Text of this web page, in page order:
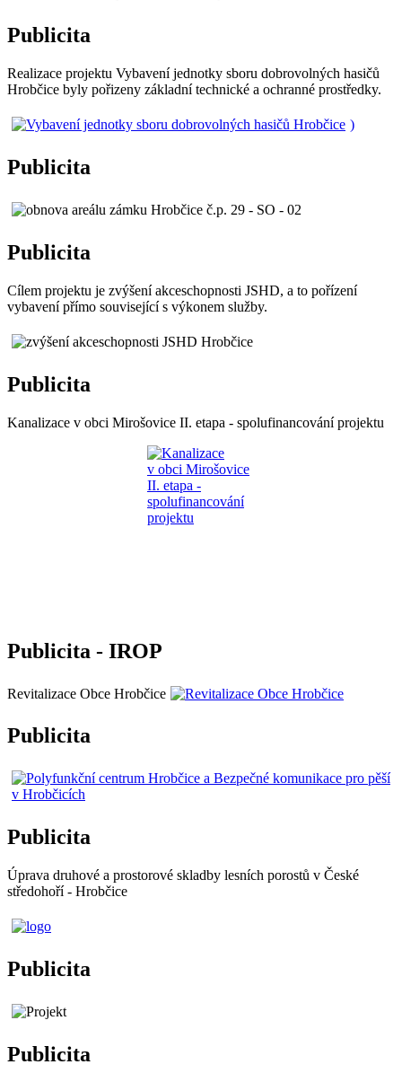
Publicita
Realizace projektu Vybavení jednotky sboru dobrovolných hasičů
Hrobčice byly pořizeny základní technické a ochranné prostředky.
)
Publicita
Publicita
Cílem projektu je zvýšení akceschopnosti JSHD, a to pořízení
vybavení přímo související s výkonem služby.
Publicita
Kanalizace v obci Mirošovice II. etapa - spolufinancování projektu
Publicita - IROP
Revitalizace Obce Hrobčice
Publicita
Publicita
Úprava druhové a prostorové skladby lesních porostů v České
středohoří - Hrobčice
Publicita
Publicita